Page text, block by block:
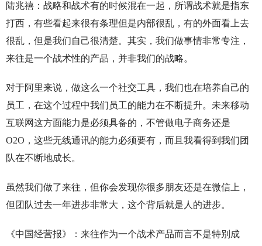
陆兆禧：战略和战术有的时候混在一起，所谓战术就是指东
打西，有些看起来很有条理但是内部很乱，有的外面看上去
很乱，但是我们自己很清楚。其实，我们做事情非常专注，
来往是一个战术性的产品，并非我们的战略。
对于阿里来说，做这么一个社交工具，我们也在培养自己的
员工，在这个过程中我们员工的能力在不断提升。未来移动
互联网这方面能力是必须具备的，不管做电子商务还是
O2O，这些无线通讯的能力必须要有，而且我看得到我们团
队在不断地成长。
虽然我们做了来往，但你会发现你很多朋友还是在微信上，
但团队过去一年进步非常大，这个背后就是人的进步。
《中国经营报》：来往作为一个战术产品而言不是特别成